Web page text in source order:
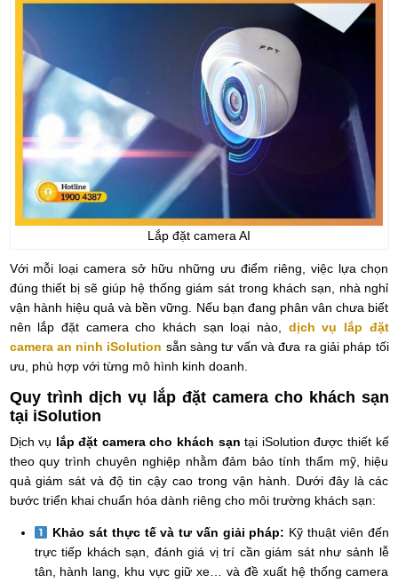
Lắp đặt camera AI
Với mỗi loại camera sở hữu những ưu điểm riêng, việc lựa chọn
đúng thiết bị sẽ giúp hệ thống giám sát trong khách sạn, nhà nghỉ
vận hành hiệu quả và bền vững. Nếu bạn đang phân vân chưa biết
nên lắp đặt camera cho khách sạn loại nào, dịch vụ lắp đặt
camera an ninh iSolution sẵn sàng tư vấn và đưa ra giải pháp tối
ưu, phù hợp với từng mô hình kinh doanh.
Quy trình dịch vụ lắp đặt camera cho khách sạn
tại iSolution
Dịch vụ lắp đặt camera cho khách sạn tại iSolution được thiết kế
theo quy trình chuyên nghiệp nhằm đảm bảo tính thẩm mỹ, hiệu
quả giám sát và độ tin cậy cao trong vận hành. Dưới đây là các
bước triển khai chuẩn hóa dành riêng cho môi trường khách sạn:
Khảo sát thực tế và tư vấn giải pháp: Kỹ thuật viên đến
trực tiếp khách sạn, đánh giá vị trí cần giám sát như sảnh lễ
tân, hành lang, khu vực giữ xe… và đề xuất hệ thống camera